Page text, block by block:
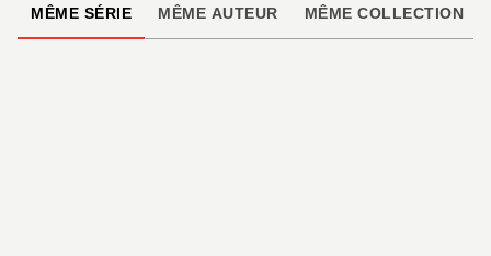
MÊME SÉRIE MÊME AUTEUR MÊME COLLECTION